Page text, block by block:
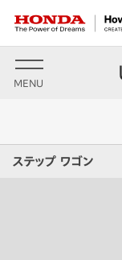
MENU
ステップ ワゴン